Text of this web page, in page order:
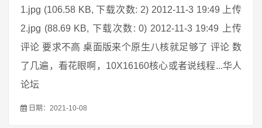
1.jpg (106.58 KB, 下载次数: 2) 2012-11-3 19:49 上传
2.jpg (88.69 KB, 下载次数: 0) 2012-11-3 19:49 上传
评论 要求不高 桌面版来个原生八核就足够了 评论 数
了几遍，看花眼啊，10X16160核心或者说线程...华人
论坛
日期：2021-10-08